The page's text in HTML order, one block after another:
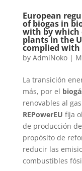
European
of biogas in
with by which
plants in the
complied with
by AdmiNoko|
La transición
más, por el
renovables al
REPowerEU fija
de producción
propósito de
reducir las
combustibles